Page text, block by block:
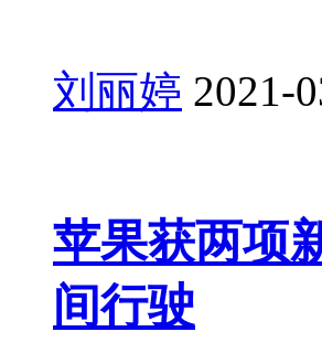
刘丽婷 2021-
苹果获两项
间行驶